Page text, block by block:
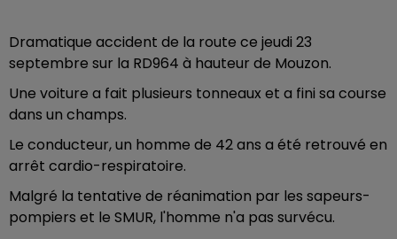
Dramatique accident de la route ce jeudi 23
septembre sur la RD964 à hauteur de Mouzon.
Une voiture a fait plusieurs tonneaux et a fini sa course
dans un champs.
Le conducteur, un homme de 42 ans a été retrouvé en
arrêt cardio-respiratoire.
Malgré la tentative de réanimation par les sapeurs-
pompiers et le SMUR, l'homme n'a pas survécu.